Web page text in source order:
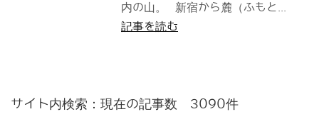
内の山。 新宿から麓（ふもと...
記事を読む
サイト内検索：現在の記事数 3090件